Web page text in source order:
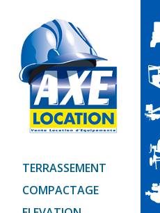
TERRASSEMENT
COMPACTAGE